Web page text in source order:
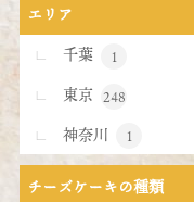
エリア
千葉
1
東京 248
神奈川 1
チーズケーキの種類